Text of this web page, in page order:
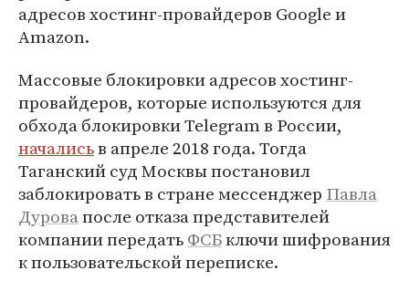
адресов хостинг-провайдеров Google и
Amazon.
Массовые блокировки адресов хостинг-
провайдеров, которые используются для
обхода блокировки Telegram в России,
началисьв апреле 2018 года. Тогда
Таганский суд Москвы постановил
заблокировать в стране мессенджер Павла
Дуровапосле отказа представителей
компании передатьФСБключи шифрования
к пользовательской переписке.